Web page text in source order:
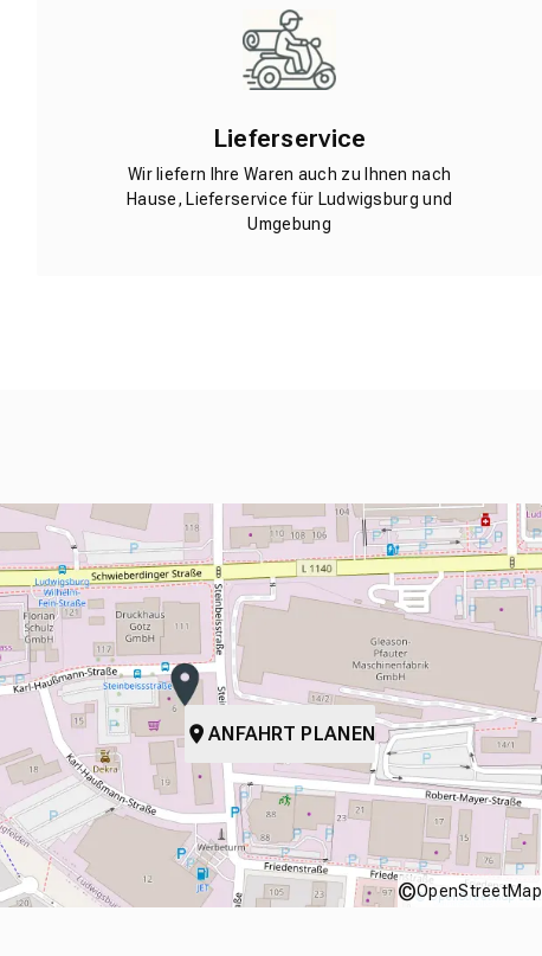
Lieferservice
Wir liefern Ihre Waren auch zu Ihnen nach
Hause, Lieferservice für Ludwigsburg und
Umgebung
ANFAHRT PLANEN
©OpenStreetMap